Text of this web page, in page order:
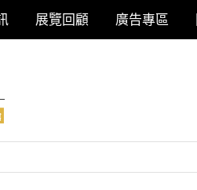
展覽回顧 廣告專區